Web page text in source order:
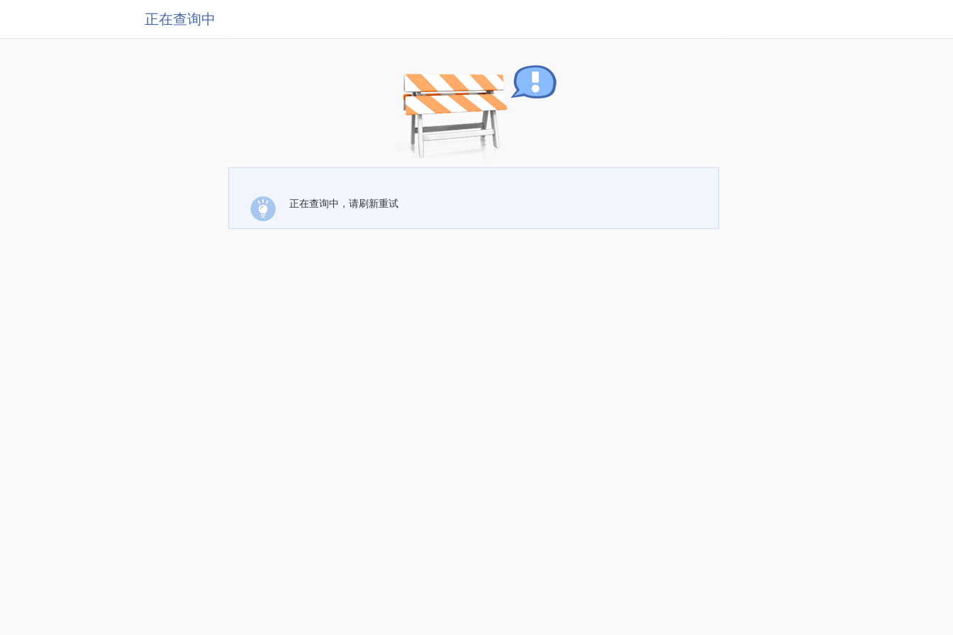
正在查询中
正在查询中，请刷新重试